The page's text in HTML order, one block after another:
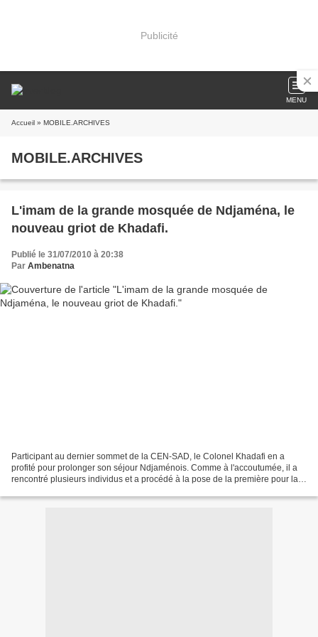
Publicité
MENU
Accueil » MOBILE.ARCHIVES
MOBILE.ARCHIVES
L'imam de la grande mosquée de Ndjaména, le
nouveau griot de Khadafi.
Publié le 31/07/2010 à 20:38
Par Ambenatna
Participant au dernier sommet de la CEN-SAD, le Colonel Khadafi en a
profité pour prolonger son séjour Ndjaménois. Comme à l'accoutumée, il a
rencontré plusieurs individus et a procédé à la pose de la première pour la